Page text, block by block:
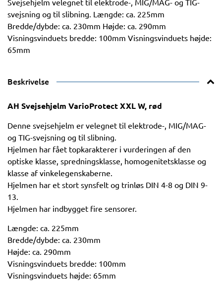
Svejsehjelm velegnet til elektrode-, MIG/MAG- og TIG-
svejsning og til slibning. Længde: ca. 225mm
Bredde/dybde: ca. 230mm Højde: ca. 290mm
Visningsvinduets bredde: 100mm Visningsvinduets højde:
65mm
Beskrivelse
AH Svejsehjelm VarioProtect XXL W, rød
Denne svejsehjelm er velegnet til elektrode-, MIG/MAG-
og TIG-svejsning og til slibning.
Hjelmen har fået topkarakterer i vurderingen af den
optiske klasse, spredningsklasse, homogenitetsklasse og
klasse af vinkelegenskaberne.
Hjelmen har et stort synsfelt og trinløs DIN 4-8 og DIN 9-
13.
Hjelmen har indbygget fire sensorer.
Længde: ca. 225mm
Bredde/dybde: ca. 230mm
Højde: ca. 290mm
Visningsvinduets bredde: 100mm
Visningsvinduets højde: 65mm